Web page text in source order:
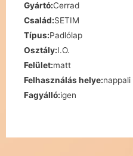
Gyártó:Cerrad
Család:SETIM
Típus:Padlólap
Osztály:I.O.
Felület:matt
Felhasználás helye:nappali
Fagyálló:igen